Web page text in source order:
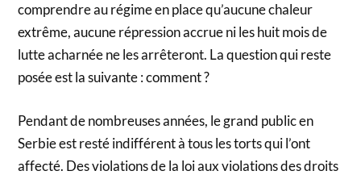
comprendre au régime en place qu’aucune chaleur
extrême, aucune répression accrue ni les huit mois de
lutte acharnée ne les arrêteront. La question qui reste
posée est la suivante : comment ?
Pendant de nombreuses années, le grand public en
Serbie est resté indifférent à tous les torts qui l’ont
affecté. Des violations de la loi aux violations des droits